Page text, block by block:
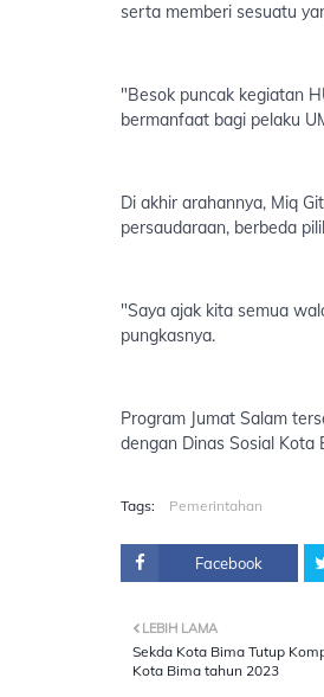
serta memberi sesuatu
"Besok puncak kegiatan
bermanfaat bagi pelaku
Di akhir arahannya, Miq
persaudaraan, berbeda
"Saya ajak kita semua
pungkasnya.
Program Jumat Salam
dengan Dinas Sosial Kota
Tags: Pemerintahan
Facebook
LEBIH LAMA
Sekda Kota Bima Tutup
Kota Bima tahun 2023